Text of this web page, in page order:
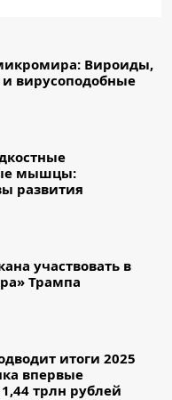
Вироиды,
вирусоподобные
мышцы:
развития
участвовать в
Трампа
итоги 2025
впервые
трлн рублей